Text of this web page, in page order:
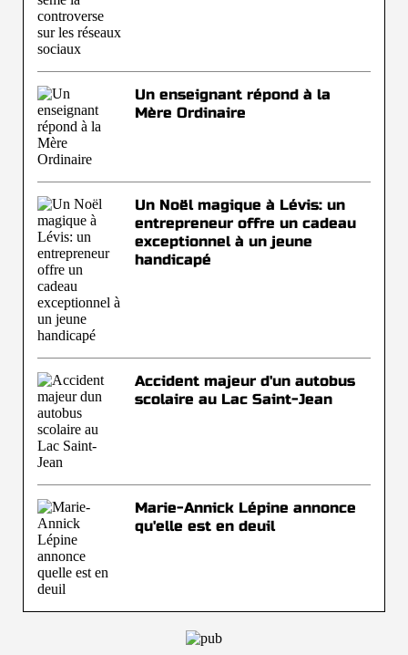
Un enseignant répond à la
Mère Ordinaire
Un Noël magique à Lévis: un
entrepreneur offre un cadeau
exceptionnel à un jeune
handicapé
Accident majeur d'un autobus
scolaire au Lac Saint-Jean
Marie-Annick Lépine annonce
qu'elle est en deuil